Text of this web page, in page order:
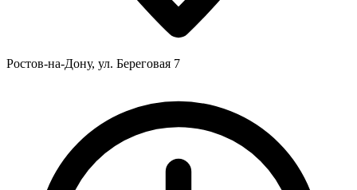
Ростов-на-Дону, ул. Береговая 7